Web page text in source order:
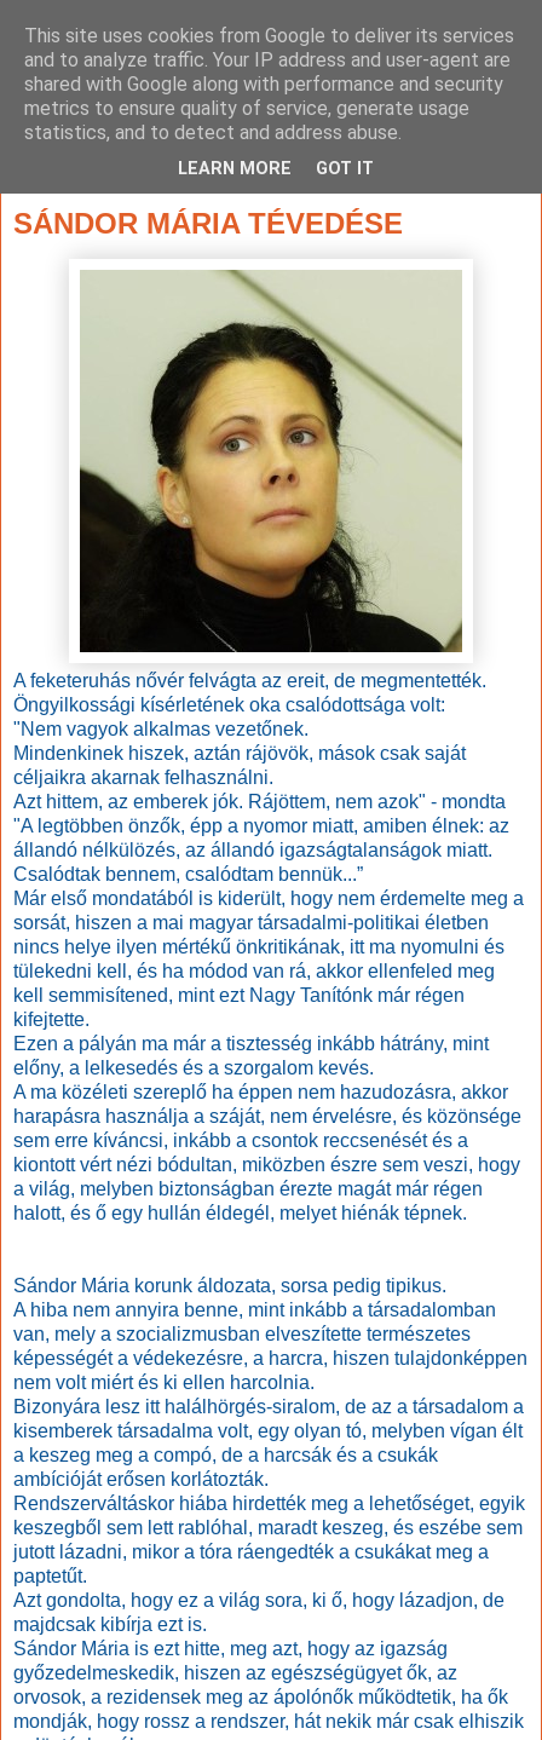
SÁNDOR MÁRIA TÉVEDÉSE
A feketeruhás nővér felvágta az ereit, de megmentették.
Öngyilkossági kísérletének oka csalódottsága volt:
"Nem vagyok alkalmas vezetőnek.
Mindenkinek hiszek, aztán rájövök, mások csak saját
céljaikra akarnak felhasználni.
Azt hittem, az emberek jók. Rájöttem, nem azok" - mondta
"A legtöbben önzők, épp a nyomor miatt, amiben élnek: az
állandó nélkülözés, az állandó igazságtalanságok miatt.
Csalódtak bennem, csalódtam bennük...”
Már első mondatából is kiderült, hogy nem érdemelte meg a
sorsát, hiszen a mai magyar társadalmi-politikai életben
nincs helye ilyen mértékű önkritikának, itt ma nyomulni és
tülekedni kell, és ha módod van rá, akkor ellenfeled meg
kell semmisítened, mint ezt Nagy Tanítónk már régen
kifejtette.
Ezen a pályán ma már a tisztesség inkább hátrány, mint
előny, a lelkesedés és a szorgalom kevés.
A ma közéleti szereplő ha éppen nem hazudozásra, akkor
harapásra használja a száját, nem érvelésre, és közönsége
sem erre kíváncsi, inkább a csontok reccsenését és a
kiontott vért nézi bódultan, miközben észre sem veszi, hogy
a világ, melyben biztonságban érezte magát már régen
halott, és ő egy hullán éldegél, melyet hiénák tépnek.
Sándor Mária korunk áldozata, sorsa pedig tipikus.
A hiba nem annyira benne, mint inkább a társadalomban
van, mely a szocializmusban elveszítette természetes
képességét a védekezésre, a harcra, hiszen tulajdonképpen
nem volt miért és ki ellen harcolnia.
Bizonyára lesz itt halálhörgés-siralom, de az a társadalom a
kisemberek társadalma volt, egy olyan tó, melyben vígan élt
a keszeg meg a compó, de a harcsák és a csukák
ambícióját erősen korlátozták.
Rendszerváltáskor hiába hirdették meg a lehetőséget, egyik
keszegből sem lett rablóhal, maradt keszeg, és eszébe sem
jutott lázadni, mikor a tóra ráengedték a csukákat meg a
paptetűt.
Azt gondolta, hogy ez a világ sora, ki ő, hogy lázadjon, de
majdcsak kibírja ezt is.
Sándor Mária is ezt hitte, meg azt, hogy az igazság
győzedelmeskedik, hiszen az egészségügyet ők, az
orvosok, a rezidensek meg az ápolónők működtetik, ha ők
mondják, hogy rossz a rendszer, hát nekik már csak elhiszik
This site uses cookies from Google to deliver its services
and to analyze traffic. Your IP address and user-agent are
shared with Google along with performance and security
metrics to ensure quality of service, generate usage
statistics, and to detect and address abuse.
LEARN MORE GOT IT